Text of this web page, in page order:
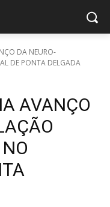
DA NEURO-
DE PONTA DELGADA
AVANÇO